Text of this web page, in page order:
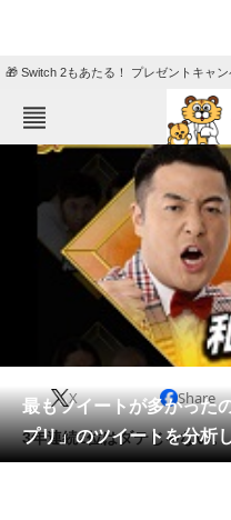
🎁 Switch 2もあたる！ プレゼントキャン
ねとらぼメニュー
エンタメ
会員記事
メディア
最もツイートが多かった
プリ」のツイートを分析
X Share
3年連続2位はダテじゃない。